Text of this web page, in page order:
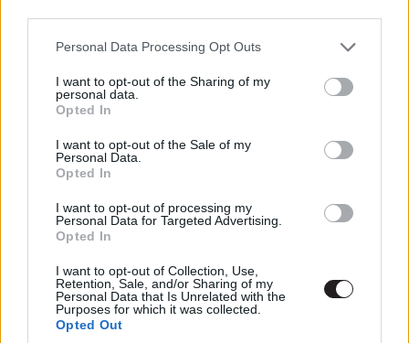
Please note that this website/app uses one or more Google
not limited to your visit or usage behaviour. You may click to
grant or deny consent to Google and its third-party tags to
use your data for below specified purposes in below Google
consent section.
Personal Data Processing Opt Outs
I want to opt-out of the Sharing of my
personal data.
Opted In
I want to opt-out of the Sale of my
Personal Data.
Opted In
I want to opt-out of processing my
Personal Data for Targeted Advertising.
Opted In
I want to opt-out of Collection, Use,
Retention, Sale, and/or Sharing of my
Personal Data that Is Unrelated with the
Purposes for which it was collected.
Opted Out
Ha szigorúan nézzük, akkor a széria számozása megáll a
kettőnél, és ha nagyon akarunk, akkor bele köthetünk
abba is, hogy Kevin konfliktusai a rokonsággal egy